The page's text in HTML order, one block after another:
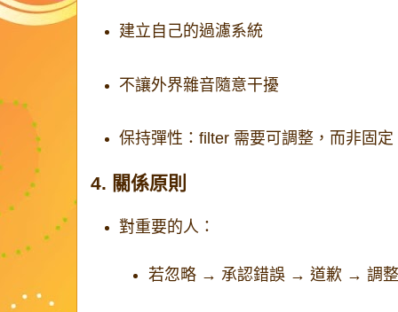
建立自己的過濾系統
不讓外界雜音隨意干擾
保持彈性：filter 需要可調整，而非固定
4. 關係原則
對重要的人：
若忽略 → 承認錯誤 → 道歉 → 調整